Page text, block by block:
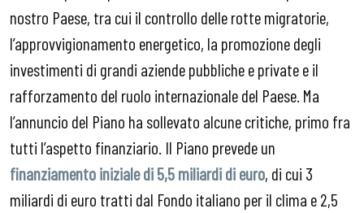
nostro Paese, tra cui il controllo delle rotte migratorie,
l’approvvigionamento energetico, la promozione degli
investimenti di grandi aziende pubbliche e private e il
rafforzamento del ruolo internazionale del Paese. Ma
l’annuncio del Piano ha sollevato alcune critiche, primo fra
tutti l’aspetto finanziario. Il Piano prevede un
finanziamento iniziale di 5,5 miliardi di euro, di cui 3
miliardi di euro tratti dal Fondo italiano per il clima e 2,5